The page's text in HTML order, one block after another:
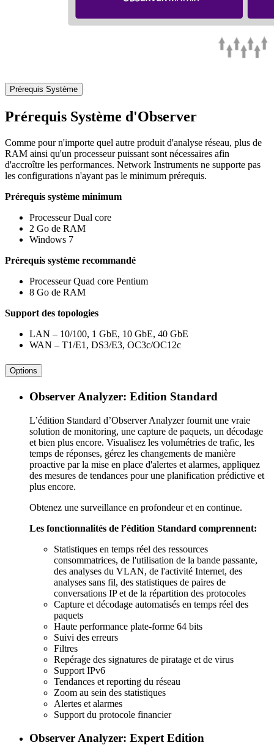
Prérequis Système
Prérequis Système d'Observer
Comme pour n'importe quel autre produit d'analyse réseau, plus de
RAM ainsi qu'un processeur puissant sont nécessaires afin
d'accroître les performances. Network Instruments ne supporte pas
les configurations n'ayant pas le minimum prérequis.
Prérequis système minimum
Processeur Dual core
2 Go de RAM
Windows 7
Prérequis système recommandé
Processeur Quad core Pentium
8 Go de RAM
Support des topologies
LAN – 10/100, 1 GbE, 10 GbE, 40 GbE
WAN – T1/E1, DS3/E3, OC3c/OC12c
Options
Observer Analyzer: Edition Standard
L’édition Standard d’Observer Analyzer fournit une vraie
solution de monitoring, une capture de paquets, un décodage
et bien plus encore. Visualisez les volumétries de trafic, les
temps de réponses, gérez les changements de manière
proactive par la mise en place d'alertes et alarmes, appliquez
des mesures de tendances pour une planification prédictive et
plus encore.
Obtenez une surveillance en profondeur et en continue.
Les fonctionnalités de l’édition Standard comprennent:
Statistiques en temps réel des ressources
consommatrices, de l'utilisation de la bande passante,
des analyses du VLAN, de l'activité Internet, des
analyses sans fil, des statistiques de paires de
conversations IP et de la répartition des protocoles
Capture et décodage automatisés en temps réel des
paquets
Haute performance plate-forme 64 bits
Suivi des erreurs
Filtres
Repérage des signatures de piratage et de virus
Support IPv6
Tendances et reporting du réseau
Zoom au sein des statistiques
Alertes et alarmes
Support du protocole financier
Observer Analyzer: Expert Edition